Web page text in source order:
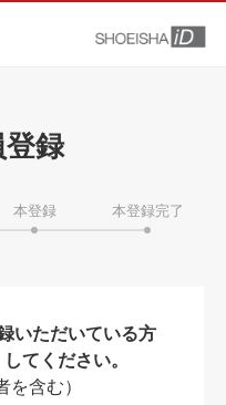
録
本登録 本登録完了
いただいている方
してください。
含む）